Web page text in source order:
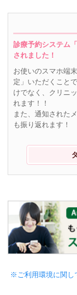
診療予約システム
されました！
お使いのスマホ端
定」いただくこと
けでなく、クリニ
れます！！
また、通知された
も振り返れます！
※ご利用環境に関し